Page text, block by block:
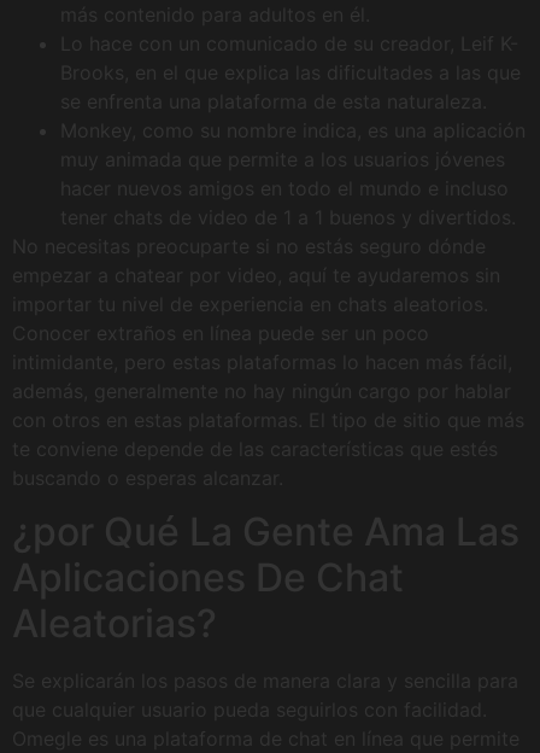
más contenido para adultos en él.
Lo hace con un comunicado de su creador, Leif K-
Brooks, en el que explica las dificultades a las que
se enfrenta una plataforma de esta naturaleza.
Monkey, como su nombre indica, es una aplicación
muy animada que permite a los usuarios jóvenes
hacer nuevos amigos en todo el mundo e incluso
tener chats de video de 1 a 1 buenos y divertidos.
No necesitas preocuparte si no estás seguro dónde
empezar a chatear por video, aquí te ayudaremos sin
importar tu nivel de experiencia en chats aleatorios.
Conocer extraños en línea puede ser un poco
intimidante, pero estas plataformas lo hacen más fácil,
además, generalmente no hay ningún cargo por hablar
con otros en estas plataformas. El tipo de sitio que más
te conviene depende de las características que estés
buscando o esperas alcanzar.
¿por Qué La Gente Ama Las
Aplicaciones De Chat
Aleatorias?
Se explicarán los pasos de manera clara y sencilla para
que cualquier usuario pueda seguirlos con facilidad.
Omegle es una plataforma de chat en línea que permite